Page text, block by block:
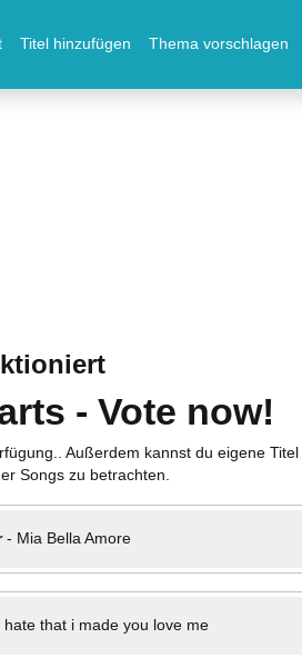
Titel hinzufügen Thema vorschlagen
- Vote now!
Außerdem kannst du eigene Titel
Songs zu betrachten.
- Mia Bella Amore
hate that i made you love me